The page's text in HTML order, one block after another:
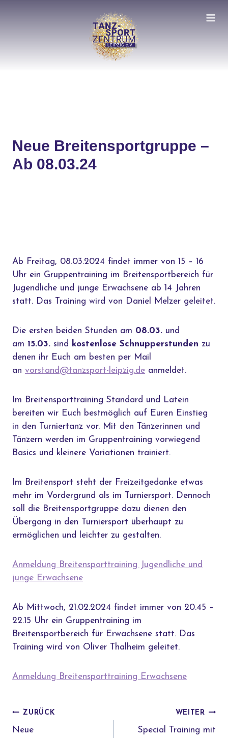
Neue Breitensportgruppe –
Ab 08.03.24
Ab Freitag, 08.03.2024 findet immer von 15 – 16
Uhr ein Gruppentraining im Breitensportbereich für
Jugendliche und junge Erwachsene ab 14 Jahren
statt. Das Training wird von Daniel Melzer geleitet.
Die ersten beiden Stunden am 08.03. und
am 15.03. sind kostenlose Schnupperstunden zu
denen ihr Euch am besten per Mail
an vorstand@tanzsport-leipzig.de anmeldet.
Im Breitensporttraining Standard und Latein
bereiten wir Euch bestmöglich auf Euren Einstieg
in den Turniertanz vor. Mit den Tänzerinnen und
Tänzern werden im Gruppentraining vorwiegend
Basics und kleinere Variationen trainiert.
Im Breitensport steht der Freizeitgedanke etwas
mehr im Vordergrund als im Turniersport. Dennoch
soll die Breitensportgruppe dazu dienen den
Übergang in den Turniersport überhaupt zu
ermöglichen und leichter zu gestalten.
Anmeldung Breitensporttraining Jugendliche und
junge Erwachsene
Ab Mittwoch, 21.02.2024 findet immer von 20.45 –
22.15 Uhr ein Gruppentraining im
Breitensportbereich für Erwachsene statt. Das
Training wird von Oliver Thalheim geleitet.
Anmeldung Breitensporttraining Erwachsene
BEITRAGSNAVIGATION
ZURÜCK
Neue
WEITER
Special Training mit